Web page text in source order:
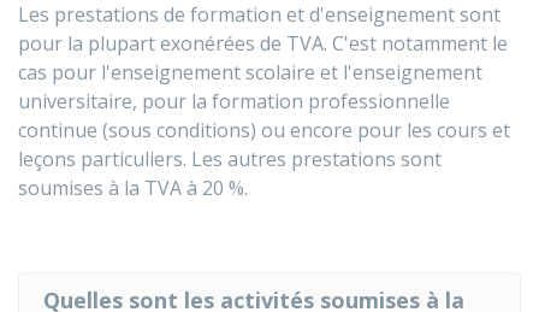
Les prestations de formation et d'enseignement sont
pour la plupart exonérées de TVA. C'est notamment le
cas pour l'enseignement scolaire et l'enseignement
universitaire, pour la formation professionnelle
continue (sous conditions) ou encore pour les cours et
leçons particuliers. Les autres prestations sont
soumises à la TVA à 20 %.
Quelles sont les activités soumises à la